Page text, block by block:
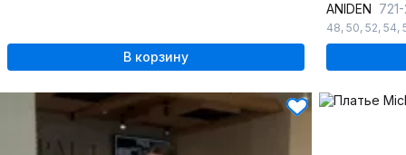
В корзину
ANIDEN
48, 50, 52, 54,